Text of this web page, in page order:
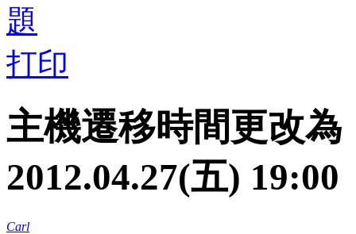
打印
主機遷移時間更改為
2012.04.27(五) 19:00
Carl